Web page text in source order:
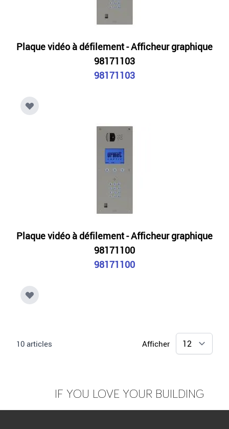
Plaque vidéo à défilement - Afficheur graphique
98171103
98171103
Plaque vidéo à défilement - Afficheur graphique
98171100
98171100
10 articles Afficher
IF YOU LOVE YOUR BUILDING